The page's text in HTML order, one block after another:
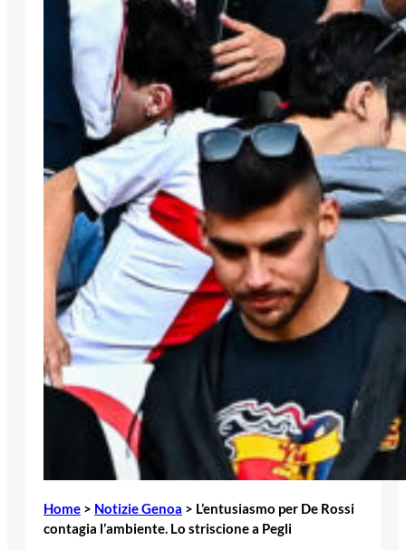
Home > Notizie Genoa > L’entusiasmo per De Rossi
contagia l’ambiente. Lo striscione a Pegli